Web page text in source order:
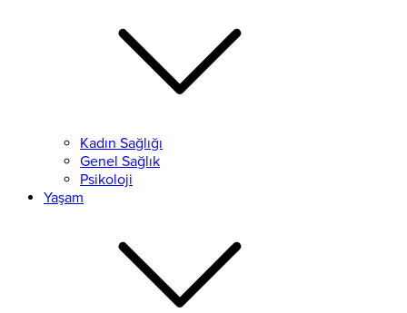
Kadın Sağlığı
Genel Sağlık
Psikoloji
Yaşam